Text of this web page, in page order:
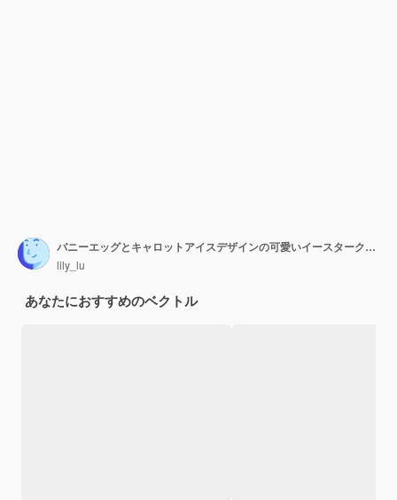
バニーエッグとキャロットアイスデザインの可愛いイースタークッキー
lily_lu
あなたにおすすめのベクトル